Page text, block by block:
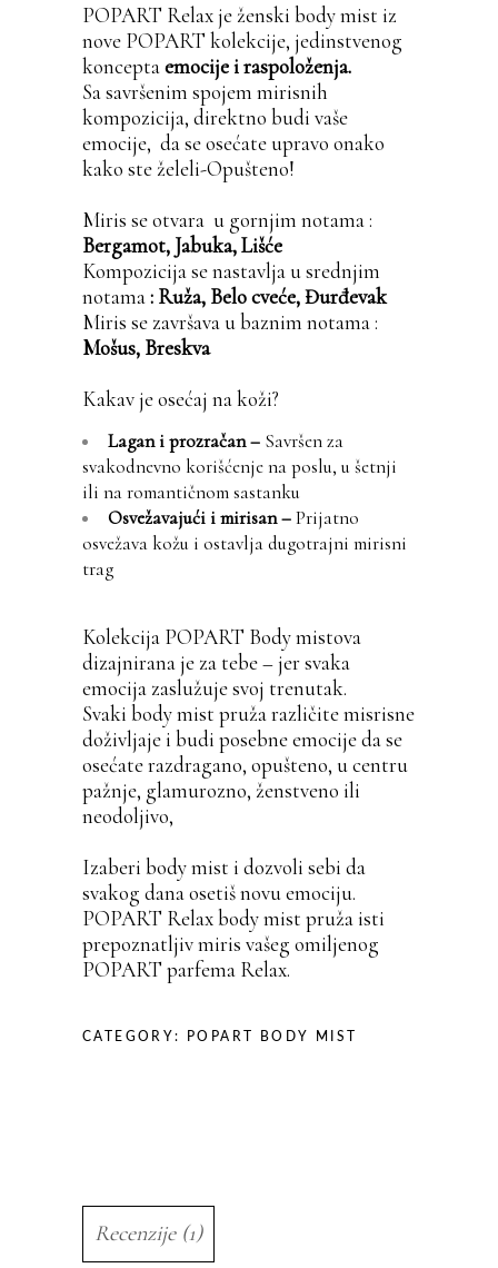
POPART Relax je ženski body mist iz
nove POPART kolekcije, jedinstvenog
koncepta emocije i raspoloženja.
Sa savršenim spojem mirisnih
kompozicija, direktno budi vaše
emocije, da se osećate upravo onako
kako ste želeli-Opušteno!
Miris se otvara u gornjim notama :
Bergamot, Jabuka, Lišće
Kompozicija se nastavlja u srednjim
notama : Ruža, Belo cveće, Đurđevak
Miris se završava u baznim notama :
Mošus, Breskva
Kakav je osećaj na koži?
Lagan i prozračan – Savršen za
svakodnevno korišćenje na poslu, u šetnji
ili na romantičnom sastanku
Osvežavajući i mirisan –Prijatno
osvežava kožu i ostavlja dugotrajni mirisni
trag
Kolekcija POPART Body mistova
dizajnirana je za tebe – jer svaka
emocija zaslužuje svoj trenutak.
Svaki body mist pruža različite misrisne
doživljaje i budi posebne emocije da se
osećate razdragano, opušteno, u centru
pažnje, glamurozno, ženstveno ili
neodoljivo,
Izaberi body mist i dozvoli sebi da
svakog dana osetiš novu emociju.
POPART Relax body mist pruža isti
prepoznatljiv miris vašeg omiljenog
POPART parfema Relax.
CATEGORY: POPART BODY MIST
Recenzije (1)